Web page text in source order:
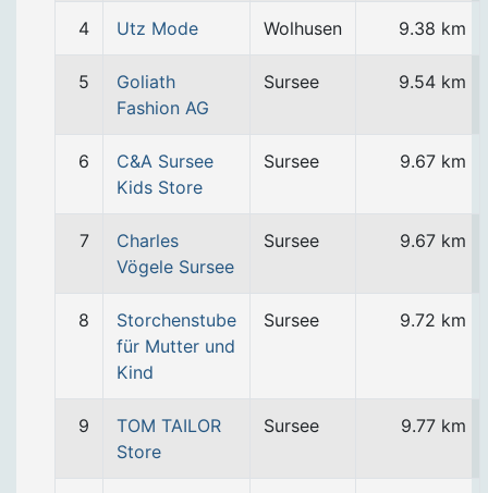
4 Utz Mode Wolhusen 9.38 km
5
Goliath
Fashion AG
Sursee 9.54 km
6
C&A Sursee
Kids Store
Sursee 9.67 km
7
Charles
Vögele Sursee
Sursee 9.67 km
8
Storchenstube
für Mutter und
Kind
Sursee 9.72 km
9
TOM TAILOR
Store
Sursee 9.77 km